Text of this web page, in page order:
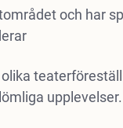
och har
upplevelser.